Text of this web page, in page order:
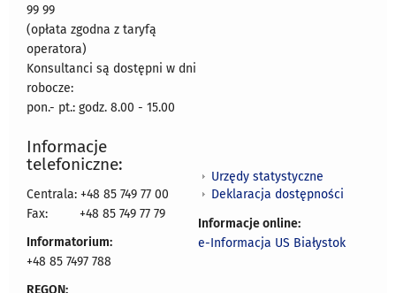
99 99
(opłata zgodna z taryfą
operatora)
Konsultanci są dostępni w dni
robocze:
pon.- pt.: godz. 8.00 - 15.00
Informacje
telefoniczne:
Centrala: +48 85 749 77 00
Fax:
+48 85 749 77 79
Informatorium:
+48 85 7497 788
Urzędy statystyczne
Deklaracja dostępności
Informacje online:
e-Informacja US Białystok